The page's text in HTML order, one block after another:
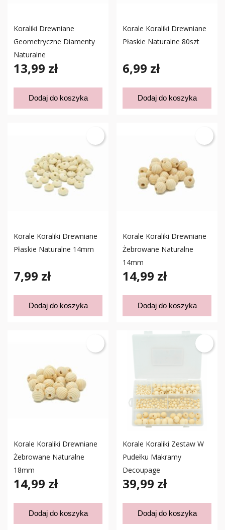
Koraliki Drewniane
Geometryczne Diamenty
Naturalne
13,99 zł
Dodaj do koszyka
Korale Koraliki Drewniane
Płaskie Naturalne 80szt
6,99 zł
Dodaj do koszyka
Korale Koraliki Drewniane
Płaskie Naturalne 14mm
7,99 zł
Dodaj do koszyka
Korale Koraliki Drewniane
Żebrowane Naturalne
14mm
14,99 zł
Dodaj do koszyka
Korale Koraliki Drewniane
Żebrowane Naturalne
18mm
14,99 zł
Dodaj do koszyka
Korale Koraliki Zestaw W
Pudełku Makramy
Decoupage
39,99 zł
Dodaj do koszyka